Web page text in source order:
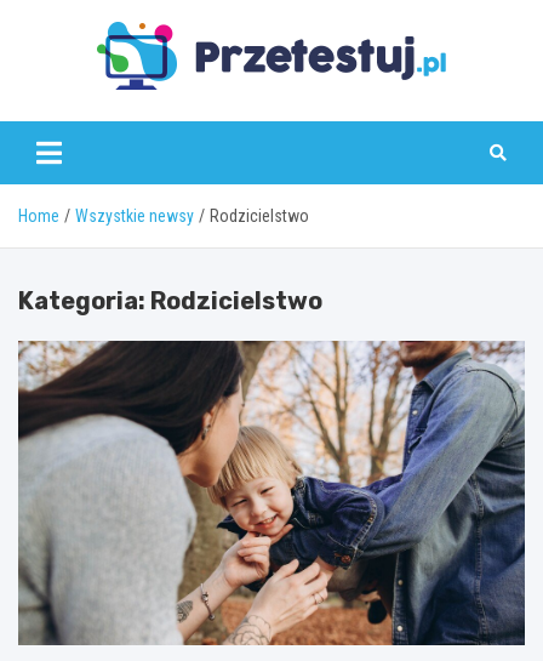
przetestuj.pl
Home Wszystkie newsy Rodzicielstwo
Kategoria: Rodzicielstwo